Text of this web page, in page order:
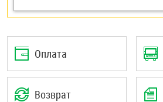
Оплата
Возврат